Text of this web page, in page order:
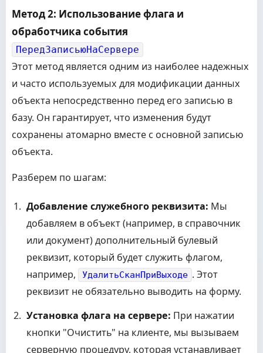
Метод 2: Использование флага и
обработчика события
ПередЗаписьюНаСервере
Этот метод является одним из наиболее надежных
и часто используемых для модификации данных
объекта непосредственно перед его записью в
базу. Он гарантирует, что изменения будут
сохранены атомарно вместе с основной записью
объекта.
Разберем по шагам:
Добавление служебного реквизита: Мы
добавляем в объект (например, в справочник
или документ) дополнительный булевый
реквизит, который будет служить флагом,
например,
УдалитьСканПриВыходе . Этот
реквизит не обязательно выводить на форму.
Установка флага на сервере: При нажатии
кнопки "Очистить" на клиенте, мы вызываем
серверную процедуру, которая устанавливает